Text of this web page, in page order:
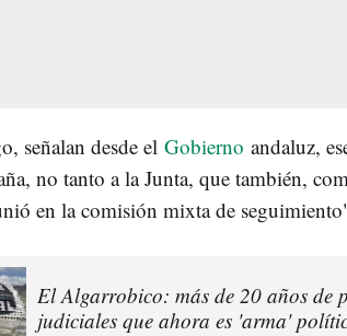
señalan desde el Gobierno andaluz,
no tanto a la Junta, que también,
en la comisión mixta de
El Algarrobico: más de 20 años de
judiciales que ahora es 'arma'